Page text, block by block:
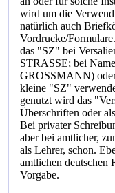
wird um die
natürlich auch
Vordrucke/
das "SZ" bei
STRASSE; bei
GROSSMANN)
kleine "SZ"
genutzt wird das
Überschriften oder
Bei privater
aber bei amtlicher,
als Lehrer, schon.
amtlichen deutschen
Vorgabe.